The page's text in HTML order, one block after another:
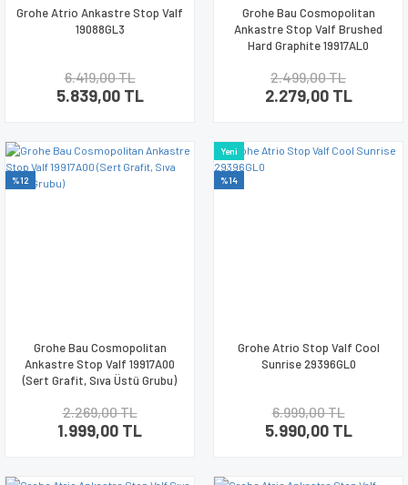
Grohe Atrio Ankastre Stop Valf
19088GL3
6.419,00 TL
5.839,00 TL
Grohe Bau Cosmopolitan
Ankastre Stop Valf Brushed
Hard Graphite 19917AL0
2.499,00 TL
2.279,00 TL
%12
Grohe Bau Cosmopolitan
Ankastre Stop Valf 19917A00
(Sert Grafit, Sıva Üstü Grubu)
2.269,00 TL
1.999,00 TL
%14
Yeni
Grohe Atrio Stop Valf Cool
Sunrise 29396GL0
6.999,00 TL
5.990,00 TL